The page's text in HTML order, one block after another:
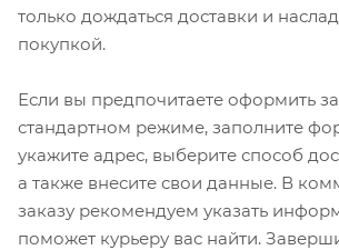
только дождаться доставки и
покупкой.
Если вы предпочитаете оформить
стандартном режиме, заполните
укажите адрес, выберите способ
а также внесите свои данные. В
заказу рекомендуем указать
поможет курьеру вас найти.